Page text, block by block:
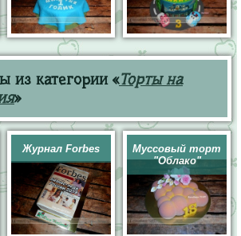
из категории «Торты на
»
Журнал Forbes
Муссовый торт
"Облако"